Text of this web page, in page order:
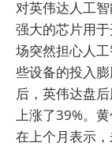
对英伟达人工
强大的芯片用
场突然担心人
些设备的投入
后，英伟达盘
上涨了39%。
在上个月表示